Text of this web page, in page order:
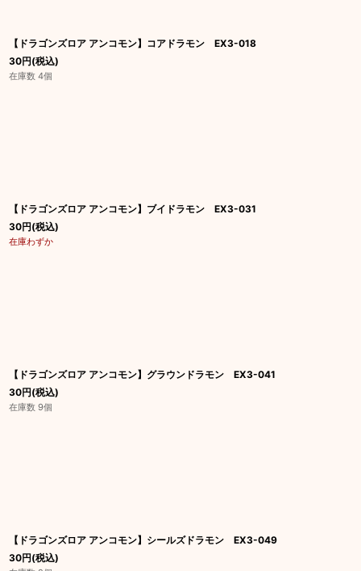
【ドラゴンズロア アンコモン】コアドラモン EX3-018
30円(税込)
在庫数 4個
【ドラゴンズロア アンコモン】ブイドラモン EX3-031
30円(税込)
在庫わずか
【ドラゴンズロア アンコモン】グラウンドラモン EX3-041
30円(税込)
在庫数 9個
【ドラゴンズロア アンコモン】シールズドラモン EX3-049
30円(税込)